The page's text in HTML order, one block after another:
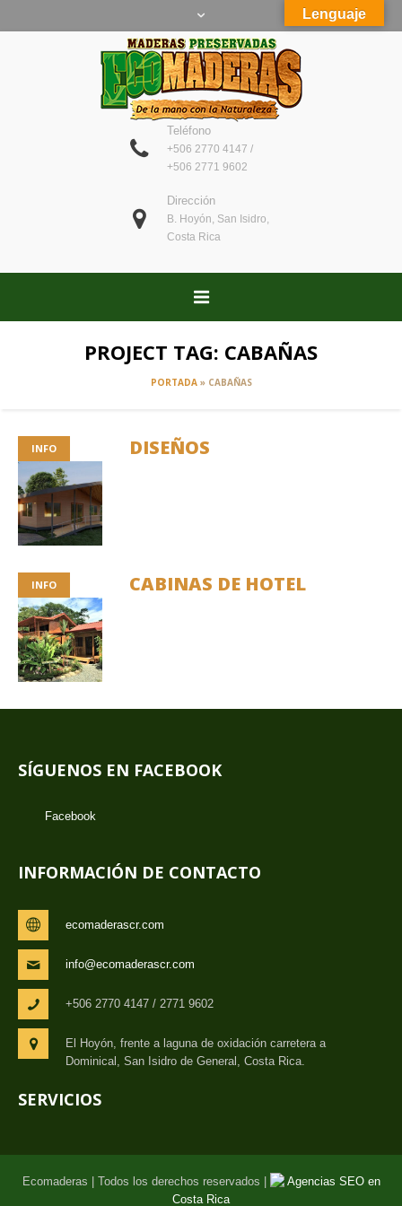
Teléfono
+506 2770 4147 /
+506 2771 9602
Dirección
B. Hoyón, San Isidro,
Costa Rica
PROJECT TAG: CABAÑAS
PORTADA» CABAÑAS
INFO DISEÑOS
INFO CABINAS DE HOTEL
SÍGUENOS EN FACEBOOK
Facebook
INFORMACIÓN DE CONTACTO
ecomaderascr.com
info@ecomaderascr.com
+506 2770 4147 / 2771 9602
El Hoyón, frente a laguna de oxidación carretera a
Dominical, San Isidro de General, Costa Rica.
SERVICIOS
Ecomaderas | Todos los derechos reservados |
Agencias SEO en
Costa Rica
Lenguaje